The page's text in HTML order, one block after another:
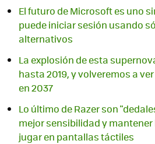
El futuro de Microsoft es uno
puede iniciar sesión usando
alternativos
La explosión de esta
hasta 2019, y volveremos a
en 2037
Lo último de Razer son
mejor sensibilidad y
jugar en pantallas táctiles